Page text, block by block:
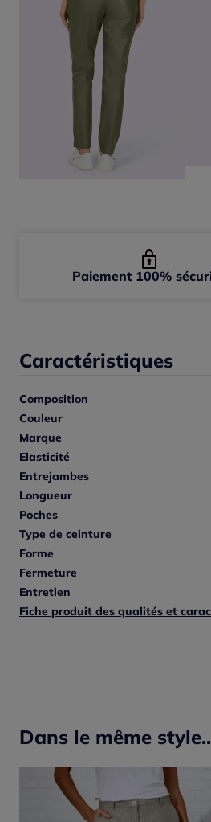
Caractéristiques
Composition
Couleur
Marque
Elasticité
Entrejambes
Longueur
Poches
Type de ceinture
Forme
Fermeture
Entretien
Fiche produit des qualités et
Paiement 100%
Dans le même